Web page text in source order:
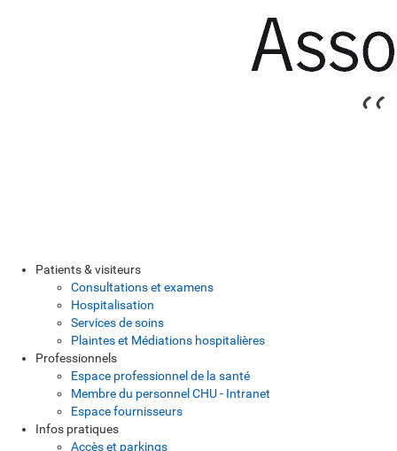
Patients & visiteurs
Consultations et examens
Hospitalisation
Services de soins
Plaintes et Médiations hospitalières
Professionnels
Espace professionnel de la santé
Membre du personnel CHU - Intranet
Espace fournisseurs
Infos pratiques
Accès et parkings